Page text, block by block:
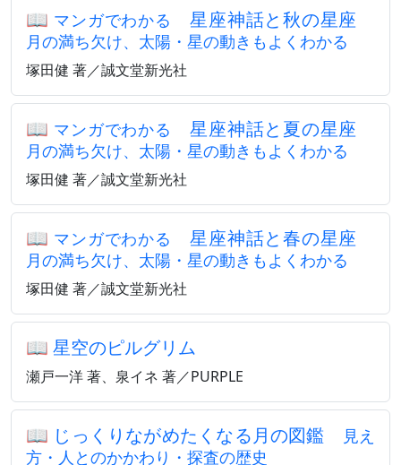
📖 マンガでわかる 星座神話と秋の星座
月の満ち欠け、太陽・星の動きもよくわかる
塚田健 著／誠文堂新光社
📖 マンガでわかる 星座神話と夏の星座
月の満ち欠け、太陽・星の動きもよくわかる
塚田健 著／誠文堂新光社
📖 マンガでわかる 星座神話と春の星座
月の満ち欠け、太陽・星の動きもよくわかる
塚田健 著／誠文堂新光社
📖 星空のピルグリム
瀬戸一洋 著、泉イネ 著／PURPLE
📖 じっくりながめたくなる月の図鑑
見え
方・人とのかかわり・探査の歴史